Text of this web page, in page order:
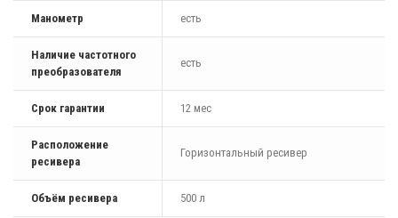
Манометр есть
Наличие частотного
преобразователя
есть
Срок гарантии 12 мес
Расположение
ресивера
Горизонтальный ресивер
Объём ресивера 500 л